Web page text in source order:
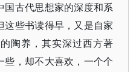
国古代思想家的深度和系
些书读得早，又是自家
陶养，其实深过西方著
，却不大喜欢，一个个